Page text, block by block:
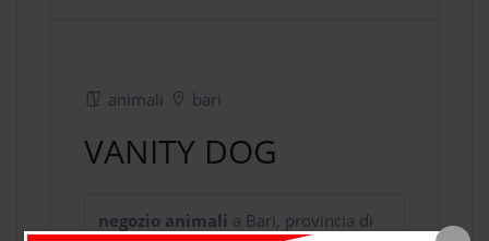
animali bari
VANITY DOG
negozio animali a Bari, provincia di